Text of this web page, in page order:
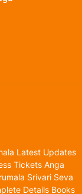
Latest Updates
Tickets Anga
Srivari Seva
Details Books